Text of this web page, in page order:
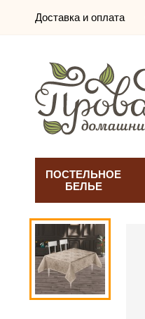
Доставка и оплата
ПОСТЕЛЬНОЕ
БЕЛЬЕ